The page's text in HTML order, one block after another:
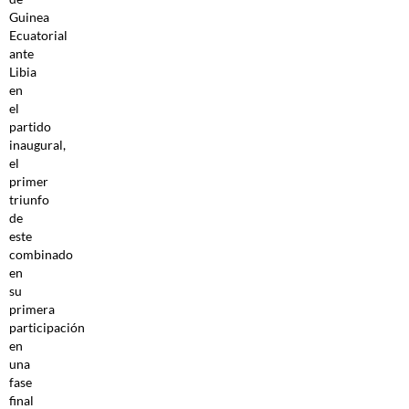
Guinea
Ecuatorial
ante
Libia
en
el
partido
inaugural,
el
primer
triunfo
de
este
combinado
en
su
primera
participación
en
una
fase
final